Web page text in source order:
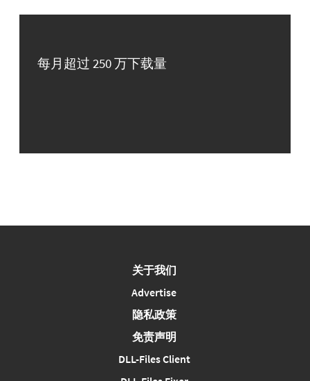
每月超过 250 万下载量
关于我们
Advertise
隐私政策
免责声明
DLL-Files Client